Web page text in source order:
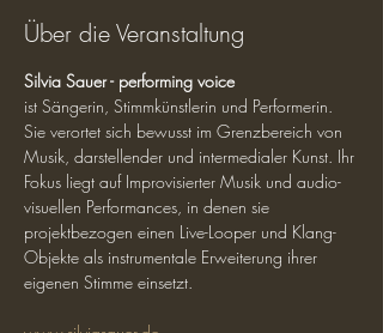
Über die Veranstaltung
Silvia Sauer - performing voice
ist Sängerin, Stimmkünstlerin und Performerin.
Sie verortet sich bewusst im Grenzbereich von
Musik, darstellender und intermedialer Kunst. Ihr
Fokus liegt auf Improvisierter Musik und audio-
visuellen Performances, in denen sie
projektbezogen einen Live-Looper und Klang-
Objekte als instrumentale Erweiterung ihrer
eigenen Stimme einsetzt.